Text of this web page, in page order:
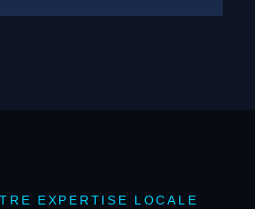
EXPERTISE LOCALE